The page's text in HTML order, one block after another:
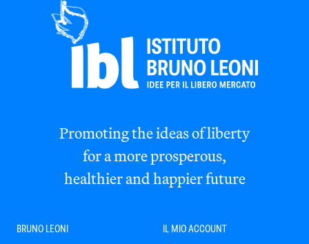
Promoting the ideas of liberty
for a more prosperous,
healthier and happier future
BRUNO LEONI
IL MIO ACCOUNT